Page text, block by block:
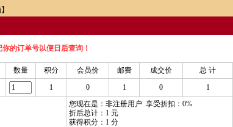
的订单号以便日后查询！
数量 积分 会员价 邮费 成交价
总 计
1 0 1 0
1
您现在是： 非注册用户 享受折扣： 0%
折后总计： 1 元
获得积分： 1 分